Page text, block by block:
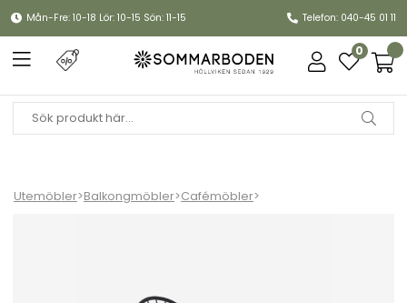
Mån-Fre: 10-18 Lör: 10-15 Sön: 11-15 Telefon: 040-45 01 11
0
Utemöbler>Balkongmöbler>Cafémöbler>